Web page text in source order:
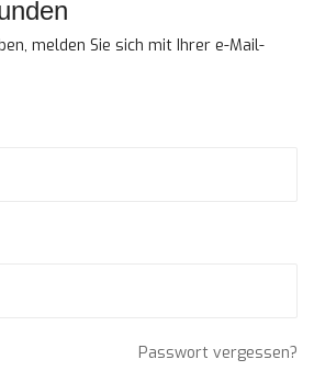
melden Sie sich mit Ihrer e-Mail-
Passwort vergessen?